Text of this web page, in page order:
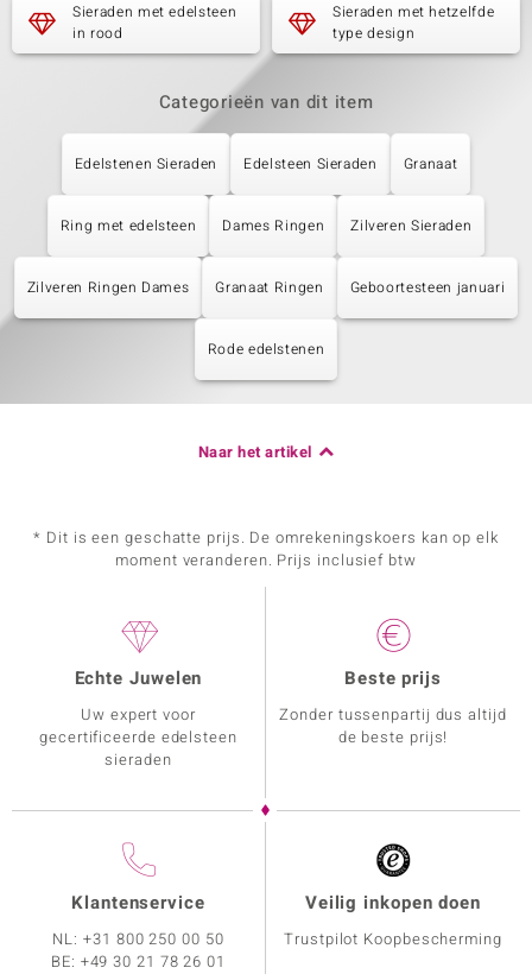
Sieraden met edelsteen
in rood
Sieraden met hetzelfde
type design
Categorieën van dit item
Edelstenen Sieraden Edelsteen Sieraden Granaat
Ring met edelsteen Dames Ringen Zilveren Sieraden
Zilveren Ringen Dames Granaat Ringen Geboortesteen januari
Rode edelstenen
Naar het artikel
* Dit is een geschatte prijs. De omrekeningskoers kan op elk
moment veranderen. Prijs inclusief btw
Echte Juwelen
Uw expert voor
gecertificeerde edelsteen
sieraden
Beste prijs
Zonder tussenpartij dus altijd
de beste prijs!
Klantenservice
NL:+31 800 250 00 50
BE: +49 30 21 78 26 01
Veilig inkopen doen
Trustpilot Koopbescherming